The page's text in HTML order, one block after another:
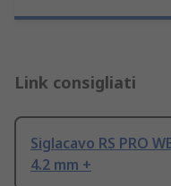
Link consigliati
Siglacavo RS PRO
4.2 mm +